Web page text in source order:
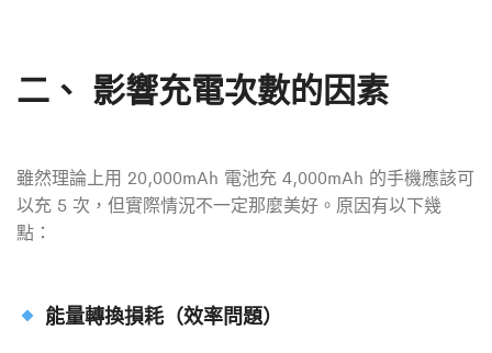
二、 影響充電次數的因素
雖然理論上用 20,000mAh 電池充 4,000mAh 的手機應該可
以充 5 次，但實際情況不一定那麼美好。原因有以下幾
點：
能量轉換損耗（效率問題）